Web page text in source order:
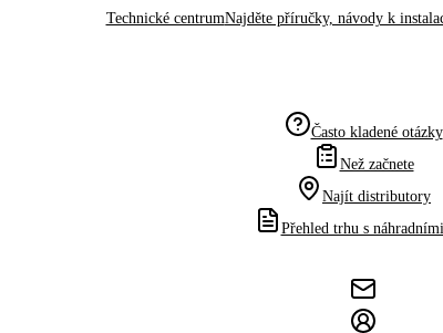
Technické centrumNajděte příručky, návody k
Často kladené otázky
Než začnete
Najít distributory
Přehled trhu s